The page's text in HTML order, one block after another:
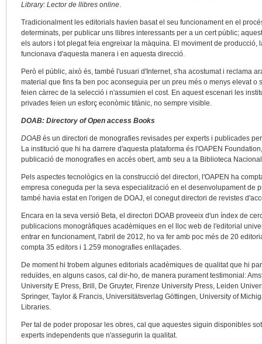
Library: Lector de llibres online.
Tradicionalment les editorials havien basat el seu funcionament en el
determinats, per publicar uns llibres interessants per a un cert públic;
els autors i tot plegat feia engreixar la màquina. El moviment de
funcionava d'aquesta manera i en aquesta direcció.
Però el públic, això és, també l'usuari d'Internet, s'ha acostumat i reclama
material que fins fa ben poc aconseguia per un preu més o menys elevat o
feien càrrec de la selecció i n'assumien el cost. En aquest escenari les
privades feien un esforç econòmic titànic, no sempre visible.
DOAB: Directory of Open access Books
DOAB és un directori de monografies revisades per experts i publicades
La institució que hi ha darrere d'aquesta plataforma és l'OAPEN
publicació de monografies en accés obert, amb seu a la Biblioteca
Pels aspectes tecnològics en la construcció del directori, l'OAPEN ha
empresa coneguda per la seva especialització en el desenvolupament de
també havia estat en l'origen de DOAJ, el conegut directori de revistes
Encara en la seva versió Beta, el directori DOAB proveeix d'un índex de
publicacions monogràfiques acadèmiques en el lloc web de l'editorial
entrar en funcionament, l'abril de 2012, ho va fer amb poc més de 20
compta 35 editors i 1.259 monografies enllaçades.
De moment hi trobem algunes editorials acadèmiques de qualitat que hi
reduïdes, en alguns casos, cal dir-ho, de manera purament testimonial:
University E Press, Brill, De Gruyter, Firenze University Press, Leiden
Springer, Taylor & Francis, Universitätsverlag Göttingen, University of
Libraries.
Per tal de poder proposar les obres, cal que aquestes siguin disponibles
experts independents que n'assegurin la qualitat.